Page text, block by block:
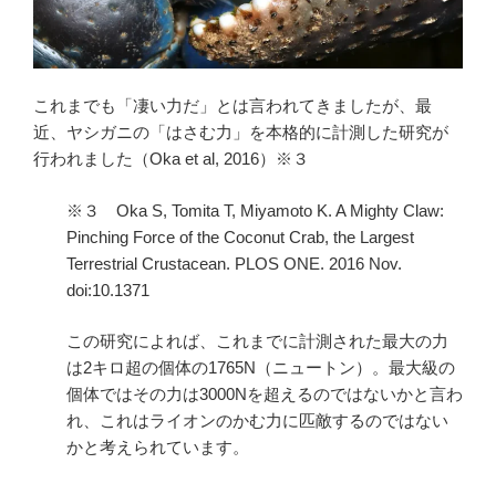
これまでも「凄い力だ」とは言われてきましたが、最
近、ヤシガニの「はさむ力」を本格的に計測した研究が
行われました（Oka et al, 2016）※３
※３ Oka S, Tomita T, Miyamoto K. A Mighty Claw:
Pinching Force of the Coconut Crab, the Largest
Terrestrial Crustacean. PLOS ONE. 2016 Nov.
doi:10.1371
この研究によれば、これまでに計測された最大の力
は2キロ超の個体の1765N（ニュートン）。最大級の
個体ではその力は3000Nを超えるのではないかと言わ
れ、これはライオンのかむ力に匹敵するのではない
かと考えられています。